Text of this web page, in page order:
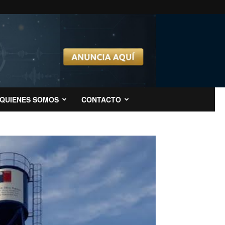
QUIENES SOMOS CONTACTO